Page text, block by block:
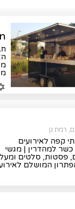
רמת גן
קפה לאירועים
כשר למהדרין | מגשי
פסטות, סלטים ומעל
הפתרון המושלם